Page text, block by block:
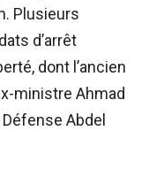
Plusieurs
d’arrêt
dont l’ancien
ministre Ahmad
Abdel